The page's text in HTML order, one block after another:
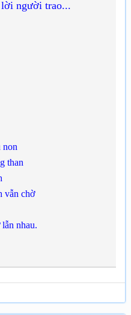
người trao...
non
than
vẫn chờ
nhau.